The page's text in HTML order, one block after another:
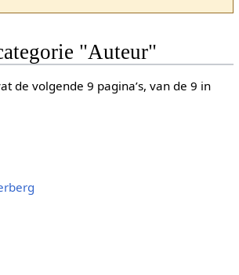
"Auteur"
de volgende 9 pagina’s, van de 9 in